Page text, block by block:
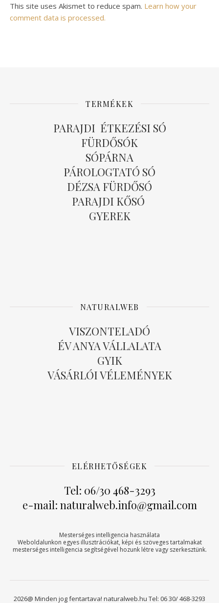
Alternative:
This site uses Akismet to reduce spam. Learn how your
comment data is processed.
TERMÉKEK
PARAJDI ÉTKEZÉSI SÓ
FÜRDŐSÓK
SÓPÁRNA
PÁROLOGTATÓ SÓ
DÉZSA FÜRDŐSÓ
PARAJDI KŐSÓ
GYEREK
NATURALWEB
VISZONTELADÓ
ÉV ANYA VÁLLALATA
GYIK
VÁSÁRLÓI VÉLEMÉNYEK
ELÉRHETŐSÉGEK
Tel: 06/30 468-3293
e-mail: naturalweb.info@gmail.com
Mesterséges intelligencia használata
Weboldalunkon egyes illusztrációkat, képi és szöveges tartalmakat
mesterséges intelligencia segítségével hozunk létre vagy szerkesztünk.
2026@ Minden jog fentartava! naturalweb.hu Tel: 06 30/ 468-3293